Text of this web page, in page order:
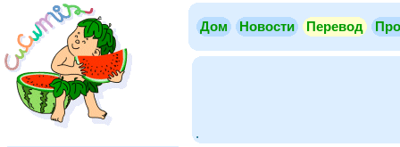
Дом Новости Перевод
.